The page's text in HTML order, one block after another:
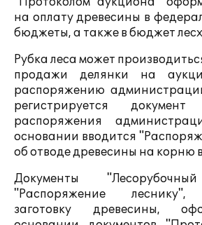
на оплату древесины в
бюджеты, а также в бюджет
Рубка леса может
продажи делянки на
распоряжению
регистрируется
распоряжения
основании вводится
об отводе древесины на корню
Документы
"Распоряжение
заготовку древесины,